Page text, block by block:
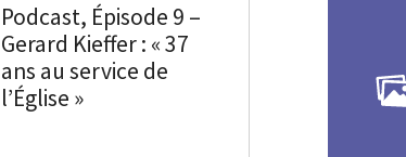
Podcast, Épisode 9 –
Gerard Kieffer : « 37
ans au service de
l’Église »